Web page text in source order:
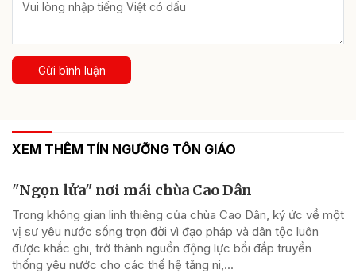
Gửi bình luận
XEM THÊM TÍN NGƯỠNG TÔN GIÁO
"Ngọn lửa" nơi mái chùa Cao Dân
Trong không gian linh thiêng của chùa Cao Dân, ký ức về một
vị sư yêu nước sống trọn đời vì đạo pháp và dân tộc luôn
được khắc ghi, trở thành nguồn động lực bồi đắp truyền
thống yêu nước cho các thế hệ tăng ni,...